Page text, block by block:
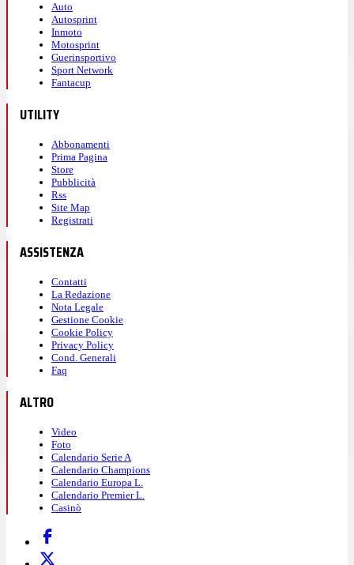
Auto
Autosprint
Inmoto
Motosprint
Guerinsportivo
Sport Network
Fantacup
UTILITY
Abbonamenti
Prima Pagina
Store
Pubblicità
Rss
Site Map
Registrati
ASSISTENZA
Contatti
La Redazione
Nota Legale
Gestione Cookie
Cookie Policy
Privacy Policy
Cond. Generali
Faq
ALTRO
Video
Foto
Calendario Serie A
Calendario Champions
Calendario Europa L.
Calendario Premier L.
Casinò